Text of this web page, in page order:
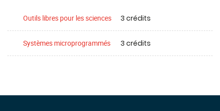
Outils libres pour les sciences 3 crédits
Systèmes microprogrammés 3 crédits